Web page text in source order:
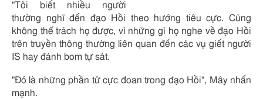
"Tôi biết nhiều người
thường nghĩ đến đạo Hồi theo hướng tiêu cực. Cũng
không thể trách họ được, vì những gì họ nghe về đạo Hồi
trên truyền thông thường liên quan đến các vụ giết người
IS hay đánh bom tự sát.
"Đó là những phần tử cực đoan trong đạo Hồi", Mây nhấn
mạnh.